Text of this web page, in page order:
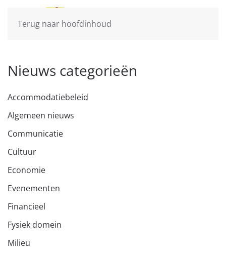
Terug naar hoofdinhoud
Nieuws categorieën
Accommodatiebeleid
Algemeen nieuws
Communicatie
Cultuur
Economie
Evenementen
Financieel
Fysiek domein
Milieu